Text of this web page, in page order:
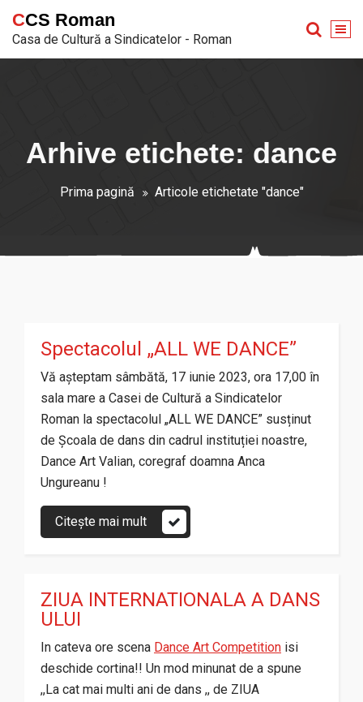
conținut
CCS Roman
Casa de Cultură a Sindicatelor - Roman
Arhive etichete: dance
Prima pagină Articole etichetate "dance"
Spectacolul „ALL WE DANCE”
Vă așteptam sâmbătă, 17 iunie 2023, ora 17,00 în
sala mare a Casei de Cultură a Sindicatelor
Roman la spectacolul „ALL WE DANCE” susținut
de Școala de dans din cadrul instituției noastre,
Dance Art Valian, coregraf doamna Anca
Ungureanu !
Citește mai mult
ZIUA INTERNATIONALA A DANS
ULUI
In cateva ore scena Dance Art Competition isi
deschide cortina!! Un mod minunat de a spune
,,La cat mai multi ani de dans ,, de ZIUA